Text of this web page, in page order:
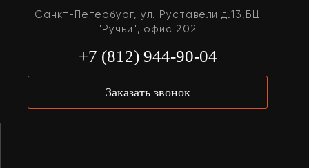
Санкт-Петербург, ул. Руставели д.13,БЦ
"Ручьи", офис 202
+7 (812) 944-90-04
Заказать звонок